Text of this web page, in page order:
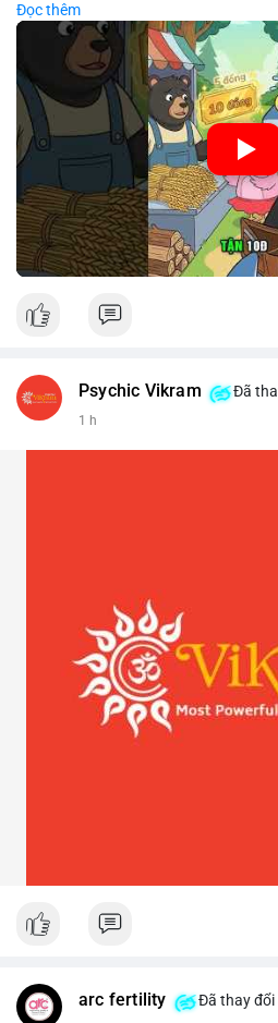
điều kiện địa hình. Việc hiểu rõ chi
lâm nghiệp tối ưu hoá chuỗi cung
🎥 Xem video trực tiếp tại:
Nguồn: Cú Thông Thái
Đọc thêm
Psychic Vikram Đã
1 h
arc fertility Đã thay đổi